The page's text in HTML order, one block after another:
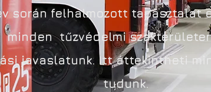
során felhalmozott tapasztalat
tűzvédelmi
javaslatunk. Itt áttekintheti
tudunk.